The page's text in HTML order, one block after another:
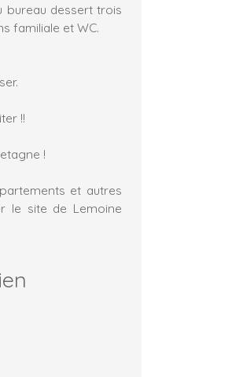
bureau dessert trois
familiale et WC.
!!
!
et autres
le site de Lemoine